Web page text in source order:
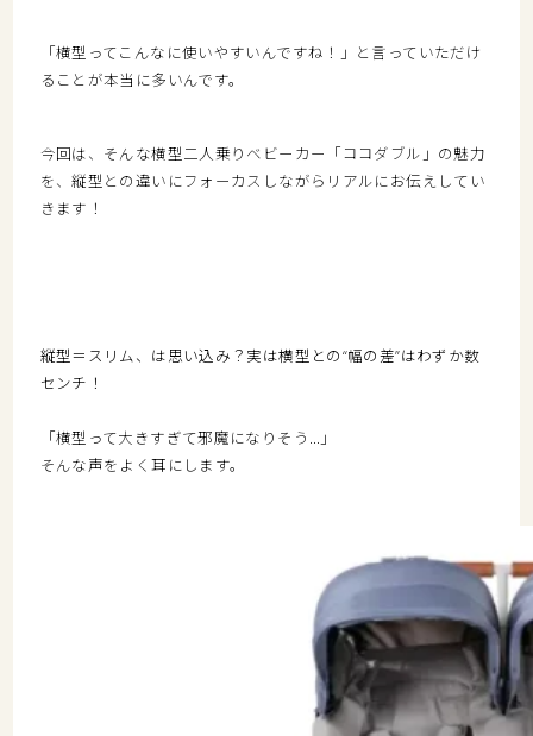
「横型ってこんなに使いやすいんですね！」と言っていただけ
ることが本当に多いんです。
今回は、そんな横型二人乗りベビーカー「ココダブル」の魅力
を、縦型との違いにフォーカスしながらリアルにお伝えしてい
きます！
縦型＝スリム、は思い込み？実は横型との“幅の差”はわずか数
センチ！
「横型って大きすぎて邪魔になりそう…」
そんな声をよく耳にします。